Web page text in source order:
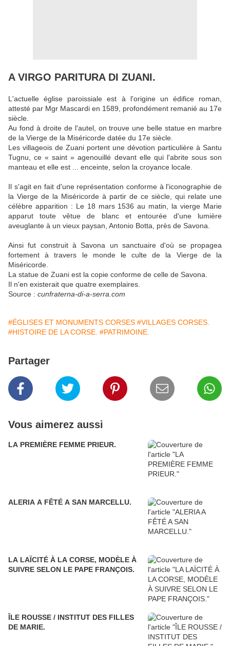
A VIRGO PARITURA DI ZUANI.
L'actuelle église paroissiale est à l'origine un édifice roman,
attesté par Mgr Mascardi en 1589, profondément remanié au 17e
siècle.
Au fond à droite de l'autel, on trouve une belle statue en marbre
de la Vierge de la Miséricorde datée du 17e siècle.
Les villageois de Zuani portent une dévotion particulière à Santu
Tugnu, ce « saint » agenouillé devant elle qui l'abrite sous son
manteau et elle est ... enceinte, selon la croyance locale.
Il s'agit en fait d'une représentation conforme à l'iconographie de
la Vierge de la Miséricorde à partir de ce siècle, qui relate une
célèbre apparition : Le 18 mars 1536 au matin, la vierge Marie
apparut toute vêtue de blanc et entourée d'une lumière
aveuglante à un vieux paysan, Antonio Botta, près de Savona.
Ainsi fut construit à Savona un sanctuaire d'où se propagea
fortement à travers le monde le culte de la Vierge de la
Miséricorde.
La statue de Zuani est la copie conforme de celle de Savona.
Il n'en existerait que quatre exemplaires.
Source : cunfraterna-di-a-serra.com
#ÉGLISES ET MONUMENTS CORSES #VILLAGES CORSES.
#HISTOIRE DE LA CORSE. #PATRIMOINE.
Partager
Vous aimerez aussi
LA PREMIÈRE FEMME PRIEUR.
ALERIA A FÊTÉ A SAN MARCELLU.
LA LAÏCITÉ À LA CORSE, MODÈLE À
SUIVRE SELON LE PAPE FRANÇOIS.
ÎLE ROUSSE / INSTITUT DES FILLES
DE MARIE.